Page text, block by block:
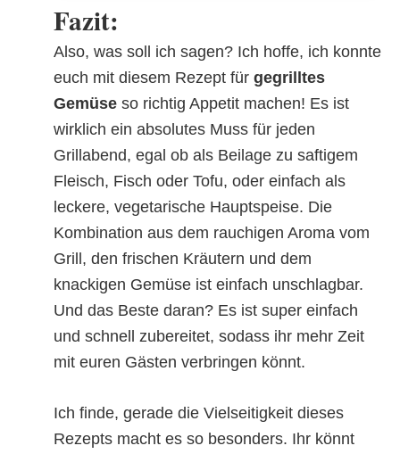
Fazit:
Also, was soll ich sagen? Ich hoffe, ich konnte
euch mit diesem Rezept für gegrilltes
Gemüse so richtig Appetit machen! Es ist
wirklich ein absolutes Muss für jeden
Grillabend, egal ob als Beilage zu saftigem
Fleisch, Fisch oder Tofu, oder einfach als
leckere, vegetarische Hauptspeise. Die
Kombination aus dem rauchigen Aroma vom
Grill, den frischen Kräutern und dem
knackigen Gemüse ist einfach unschlagbar.
Und das Beste daran? Es ist super einfach
und schnell zubereitet, sodass ihr mehr Zeit
mit euren Gästen verbringen könnt.
Ich finde, gerade die Vielseitigkeit dieses
Rezepts macht es so besonders. Ihr könnt